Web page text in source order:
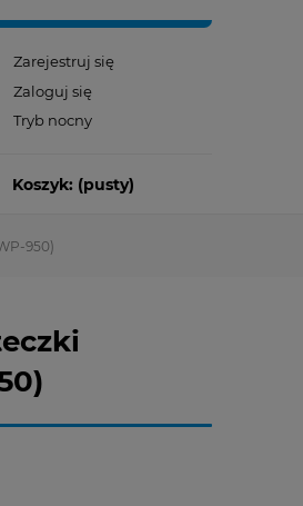
Zarejestruj się
Zaloguj się
Koszyk: (pusty)
950)